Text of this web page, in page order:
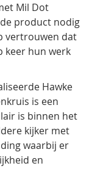
Mil Dot
product nodig
vertrouwen dat
keer hun werk
Hawke
is een
is binnen het
kijker met
waarbij er
en